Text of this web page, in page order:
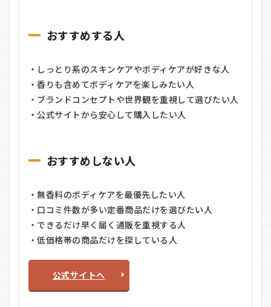
おすすめする人
・しっとり系のスキンケアやボディケアが好きな人
・香りも含めてボディケアを楽しみたい人
・ブランドコンセプトや世界観を重視して選びたい人
・公式サイトから安心して購入したい人
おすすめしない人
・無香料のボディケアを最優先したい人
・口コミ件数が多い定番商品だけを選びたい人
・できるだけ早く届く通販を重視する人
・低価格帯の商品だけを探している人
公式サイトへ